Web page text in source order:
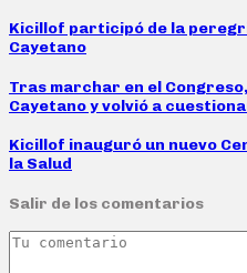
Kicillof participó de la
Cayetano
Tras marchar en el
Cayetano y volvió a
Kicillof inauguró un nuevo
la Salud
Salir de los comentarios